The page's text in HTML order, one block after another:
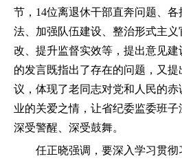
节，14位离退休干部直奔问题、
法、加强队伍建设、整治形式主
改、提升监督实效等，提出意见
的发言既指出了存在的问题，又
议，体现了老同志对党和人民的
业的关爱之情，让省纪委监委班子
深受警醒、深受鼓舞。
任正晓强调，要深入学习贯彻